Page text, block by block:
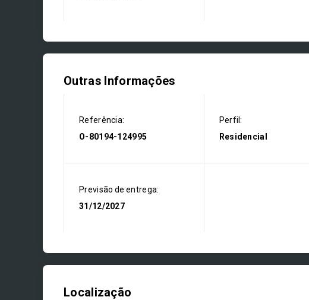
Outras Informações
Referência:
O-80194-124995
Perfil:
Residencial
Previsão de entrega:
31/12/2027
Localização